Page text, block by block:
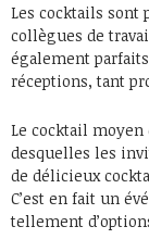
Les cocktails sont
collègues de
également
réceptions, tant
Le cocktail moyen
desquelles les
de délicieux
C’est en fait un
tellement